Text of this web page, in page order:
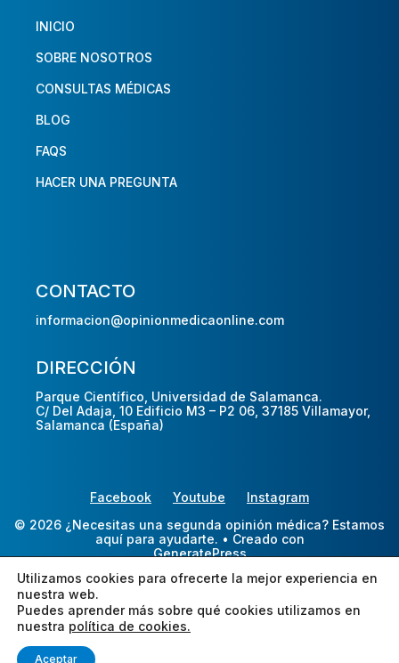
INICIO
SOBRE NOSOTROS
CONSULTAS MÉDICAS
BLOG
FAQS
HACER UNA PREGUNTA
CONTACTO
informacion@opinionmedicaonline.com
DIRECCIÓN
Parque Científico, Universidad de Salamanca.
C/ Del Adaja, 10 Edificio M3 – P2 06, 37185 Villamayor,
Salamanca (España)
Facebook Youtube
Instagram
© 2026 ¿Necesitas una segunda opinión médica? Estamos
aquí para ayudarte. • Creado con
GeneratePress
Utilizamos cookies para ofrecerte la mejor experiencia en
nuestra web.
Puedes aprender más sobre qué cookies utilizamos en
nuestra política de cookies.
Aceptar